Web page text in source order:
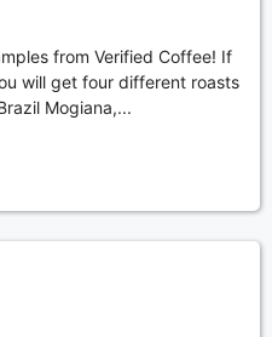
from Verified Coffee! If
will get four different roasts
Mogiana,...